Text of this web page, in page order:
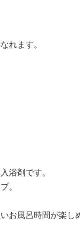
れます。
浴剤です。
。
お風呂時間が楽し